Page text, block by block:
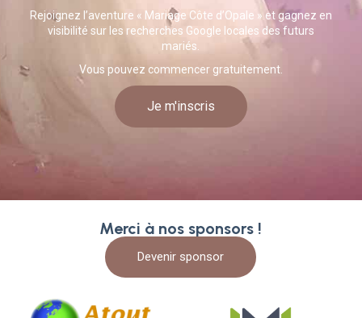
Rejoignez l’aventure « Mariage Côte d’Opale » et gagnez en
visibilité sur les recherches Google locales des futurs
mariés.
Vous pouvez commencer gratuitement.
Je m'inscris
Merci à nos sponsors !
Devenir sponsor